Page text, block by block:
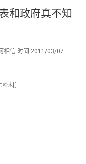
和政府真不知
何相信 时间:2011/03/07
哈木[:]